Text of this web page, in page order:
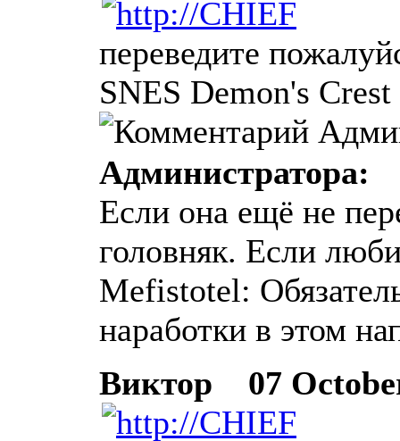
переведите
SNES Demon's Crest
Администратора:
Если она ещё не
головняк. Если
Mefistotel:
наработки в этом
Виктор
07